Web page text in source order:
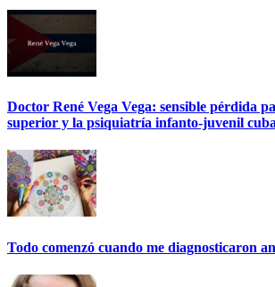
Doctor René Vega Vega: sensible pérdida
superior y la psiquiatría infanto-juvenil
Todo comenzó cuando me diagnosticaron